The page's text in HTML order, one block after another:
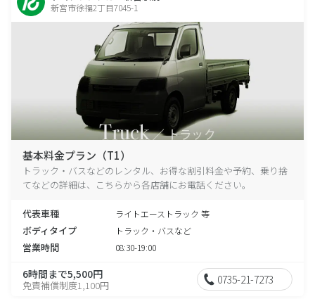
新宮市徐福2丁目7045-1
基本料金プラン（T1）
トラック・バスなどのレンタル、お得な割引料金や予約、乗り捨
てなどの詳細は、こちらから各店舗にお電話ください。
代表車種 ライトエーストラック 等
ボディタイプ トラック・バスなど
営業時間 08:30-19:00
6時間まで5,500円
免責補償制度1,100円 0735-21-7273